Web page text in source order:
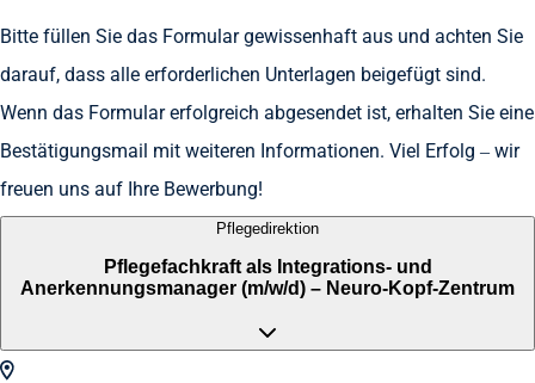
Bitte füllen Sie das Formular gewissenhaft aus und achten Sie
darauf, dass alle erforderlichen Unterlagen beigefügt sind.
Wenn das Formular erfolgreich abgesendet ist, erhalten Sie eine
Bestätigungsmail mit weiteren Informationen. Viel Erfolg – wir
freuen uns auf Ihre Bewerbung!
Pflegedirektion
Pflegefachkraft als Integrations- und
Anerkennungsmanager (m/w/d) – Neuro-Kopf-Zentrum